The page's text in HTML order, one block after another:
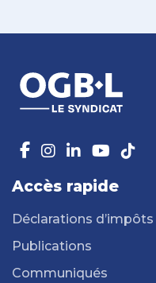
Accès rapide
Déclarations d’impôts
Publications
Communiqués